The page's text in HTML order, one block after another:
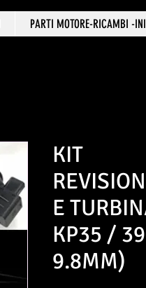
PARTI MOTORE-RICAMBI -
KIT
E
KP35 /
9.8MM)